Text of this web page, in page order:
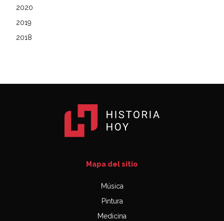
2020
2019
2018
Mapa del sitio
Música
Pintura
Medicina